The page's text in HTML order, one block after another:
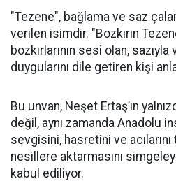
"Tezene", bağlama ve saz
verilen isimdir. "Bozkırın
bozkırlarının sesi olan,
duygularını dile getiren kişi
Bu unvan, Neşet Ertaş’ın
değil, aynı zamanda Anadolu
sevgisini, hasretini ve
nesillere aktarmasını
kabul ediliyor.